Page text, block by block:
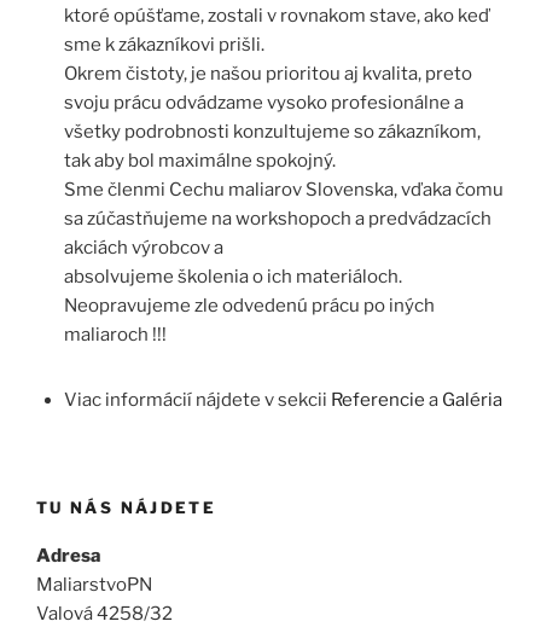
ktoré opúšťame, zostali v rovnakom stave, ako keď
sme k zákazníkovi prišli.
Okrem čistoty, je našou prioritou aj kvalita, preto
svoju prácu odvádzame vysoko profesionálne a
všetky podrobnosti konzultujeme so zákazníkom,
tak aby bol maximálne spokojný.
Sme členmi Cechu maliarov Slovenska, vďaka čomu
sa zúčastňujeme na workshopoch a predvádzacích
akciách výrobcov a
absolvujeme školenia o ich materiáloch.
Neopravujeme zle odvedenú prácu po iných
maliaroch !!!
Viac informácií nájdete v sekcii Referencie a Galéria
TU NÁS NÁJDETE
Adresa
MaliarstvoPN
Valová 4258/32